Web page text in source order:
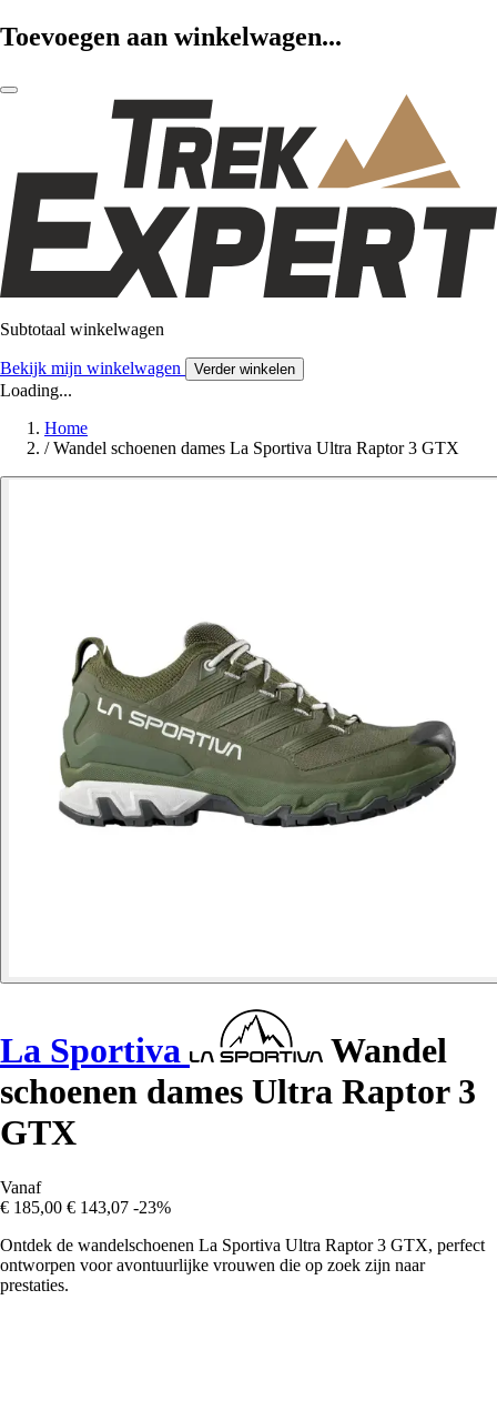
Toevoegen aan winkelwagen...
Subtotaal winkelwagen
Bekijk mijn winkelwagen Verder winkelen
Loading...
Home
/ Wandel schoenen dames La Sportiva Ultra Raptor 3 GTX
La Sportiva
Wandel
schoenen dames Ultra Raptor 3
GTX
Vanaf
€ 185,00 € 143,07 -23%
Ontdek de wandelschoenen La Sportiva Ultra Raptor 3 GTX, perfect
ontworpen voor avontuurlijke vrouwen die op zoek zijn naar
prestaties.